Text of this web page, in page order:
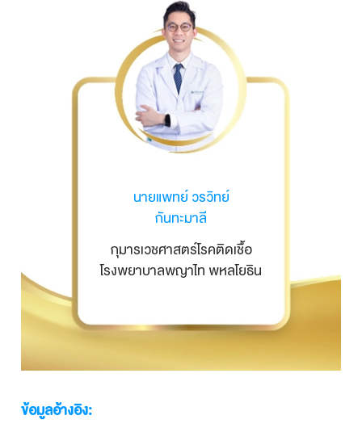
นายแพทย์ วรวิทย์
กันทะมาลี
กุมารเวชศาสตร์โรคติดเชื้อ
โรงพยาบาลพญาไท พหลโยธิน
ข้อมูลอ้างอิง: